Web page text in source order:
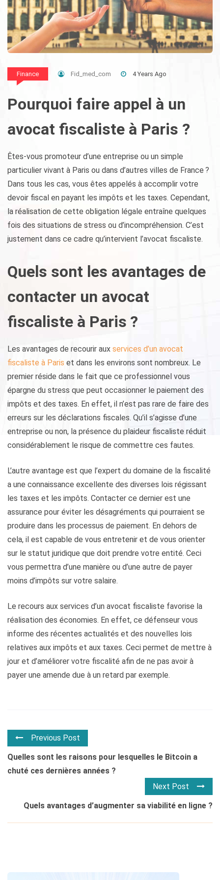
Finance Fid_med_com 4 Years Ago
Pourquoi faire appel à un
avocat fiscaliste à Paris ?
Êtes-vous promoteur d’une entreprise ou un simple
particulier vivant à Paris ou dans d’autres villes de France ?
Dans tous les cas, vous êtes appelés à accomplir votre
devoir fiscal en payant les impôts et les taxes. Cependant,
la réalisation de cette obligation légale entraîne quelques
fois des situations de stress ou d’incompréhension. C’est
justement dans ce cadre qu’intervient l’avocat fiscaliste.
Quels sont les avantages de
contacter un avocat
fiscaliste à Paris ?
Les avantages de recourir aux services d’un avocat
fiscaliste à Paris et dans les environs sont nombreux. Le
premier réside dans le fait que ce professionnel vous
épargne du stress que peut occasionner le paiement des
impôts et des taxes. En effet, il n’est pas rare de faire des
erreurs sur les déclarations fiscales. Qu’il s’agisse d’une
entreprise ou non, la présence du plaideur fiscaliste réduit
considérablement le risque de commettre ces fautes.
L’autre avantage est que l’expert du domaine de la fiscalité
a une connaissance excellente des diverses lois régissant
les taxes et les impôts. Contacter ce dernier est une
assurance pour éviter les désagréments qui pourraient se
produire dans les processus de paiement. En dehors de
cela, il est capable de vous entretenir et de vous orienter
sur le statut juridique que doit prendre votre entité. Ceci
vous permettra d’une manière ou d’une autre de payer
moins d’impôts sur votre salaire.
Le recours aux services d’un avocat fiscaliste favorise la
réalisation des économies. En effet, ce défenseur vous
informe des récentes actualités et des nouvelles lois
relatives aux impôts et aux taxes. Ceci permet de mettre à
jour et d’améliorer votre fiscalité afin de ne pas avoir à
payer une amende due à un retard par exemple.
Previous Post
Quelles sont les raisons pour lesquelles le Bitcoin a
chuté ces dernières années ?
Next Post
Quels avantages d’augmenter sa viabilité en ligne ?